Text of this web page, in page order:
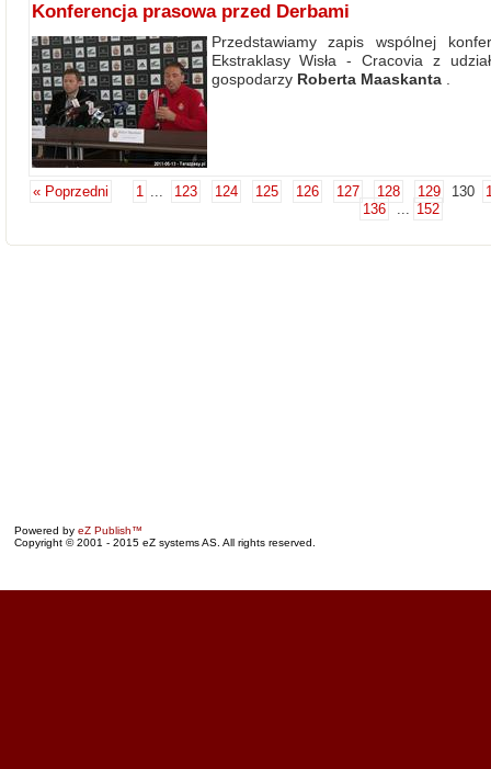
Konferencja prasowa przed Derbami
Przedstawiamy zapis wspólnej
Ekstraklasy Wisła - Cracovia z
gospodarzy Roberta Maaskanta.
« Poprzedni 1 ... 123 124 125 126 127 128 129 130
136
... 152
Powered by eZ Publish™
Copyright © 2001 - 2015 eZ systems AS. All rights reserved.